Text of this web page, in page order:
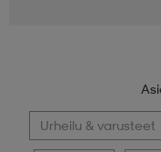
Urheilu & varusteet